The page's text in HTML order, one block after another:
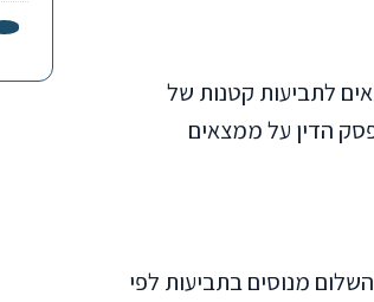
מתאים לתביעות קטנות של
הדין על ממצאים
השלום מנוסים בתביעות לפי